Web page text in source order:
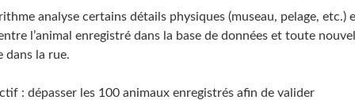
analyse certains détails physiques (museau, pelage, etc.)
l’animal enregistré dans la base de données et toute
dans la rue.
: dépasser les 100 animaux enregistrés afin de valider